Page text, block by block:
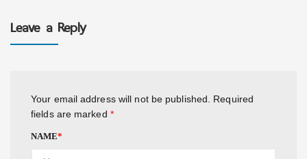
Leave a Reply
Your email address will not be published.
Required
fields are marked *
NAME*